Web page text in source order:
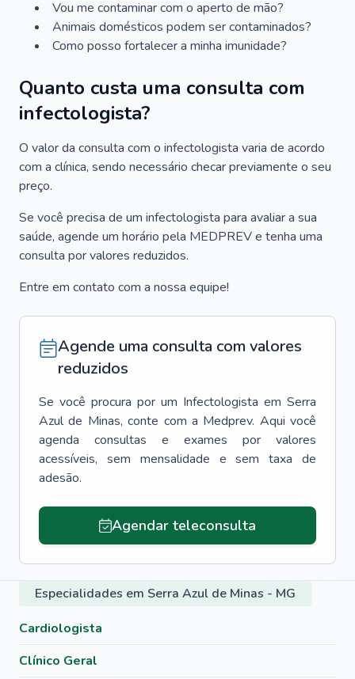
Vou me contaminar com o aperto de mão?
Animais domésticos podem ser contaminados?
Como posso fortalecer a minha imunidade?
Quanto custa uma consulta com
infectologista?
O valor da consulta com o infectologista varia de acordo
com a clínica, sendo necessário checar previamente o seu
preço.
Se você precisa de um infectologista para avaliar a sua
saúde, agende um horário pela MEDPREV e tenha uma
consulta por valores reduzidos.
Entre em contato com a nossa equipe!
Agende uma consulta com valores
reduzidos
Se você procura por um Infectologista em Serra
Azul de Minas, conte com a Medprev. Aqui você
agenda consultas e exames por valores
acessíveis, sem mensalidade e sem taxa de
adesão.
Agendar teleconsulta
Especialidades em Serra Azul de Minas - MG
Cardiologista
Clínico Geral